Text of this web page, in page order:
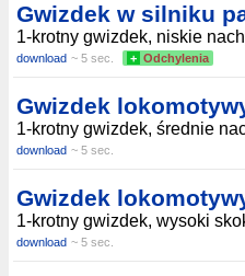
Gwizdek w silniku
1-krotny gwizdek, niskie
download ~ 5 sec. + Odchylenia
Gwizdek
1-krotny gwizdek, średnie
download ~ 5 sec.
Gwizdek
1-krotny gwizdek, wysoki
download ~ 5 sec.